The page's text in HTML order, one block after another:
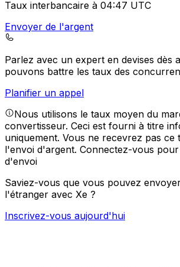
Taux interbancaire à 04:47 UTC
Envoyer de l'argent
Parlez avec un expert en devises dès
pouvons battre les taux des
Planifier un appel
Nous utilisons le taux moyen du
convertisseur. Ceci est fourni à titre
uniquement. Vous ne recevrez pas ce
l'envoi d'argent. Connectez-vous
d'envoi
Saviez-vous que vous pouvez
l'étranger avec Xe ?
Inscrivez-vous aujourd'hui